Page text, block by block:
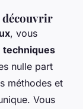
découvrir
, vous
techniques
nulle part
méthodes et
Vous